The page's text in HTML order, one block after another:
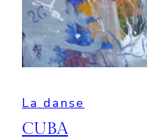
La danse
CUBA